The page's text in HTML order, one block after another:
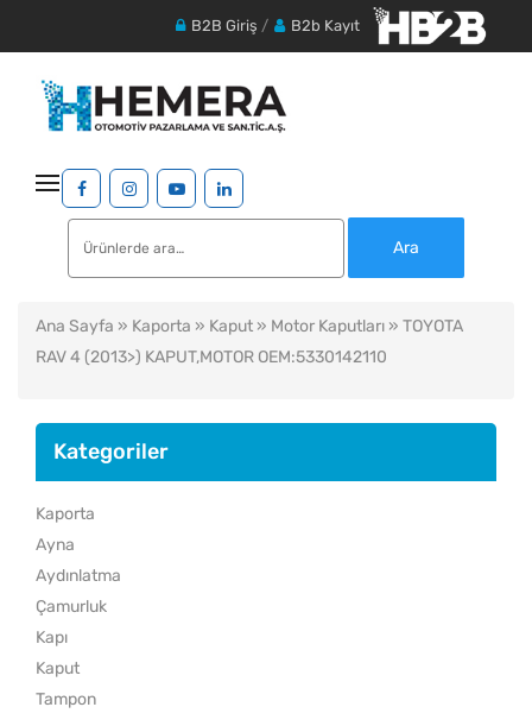
B2B Giriş / B2b Kayıt
Ara
Ana Sayfa » Kaporta » Kaput » Motor Kaputları » TOYOTA
RAV 4 (2013>) KAPUT,MOTOR OEM:5330142110
Kategoriler
Kaporta
Ayna
Aydınlatma
Çamurluk
Kapı
Kaput
Tampon